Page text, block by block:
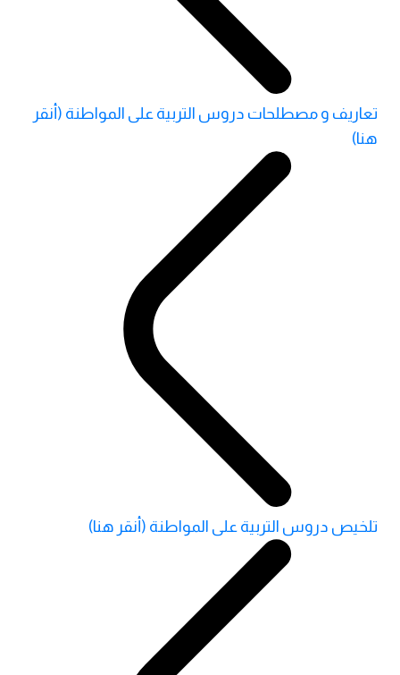
تعاريف و مصطلحات دروس التربية على المواطنة (أنقر
هنا)
تلخيص دروس التربية على المواطنة (أنقر هنا)